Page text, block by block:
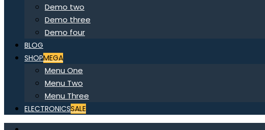
Demo two
Demo three
Demo four
BLOG
SHOPMEGA
Menu One
Menu Two
Menu Three
ELECTRONICSSALE